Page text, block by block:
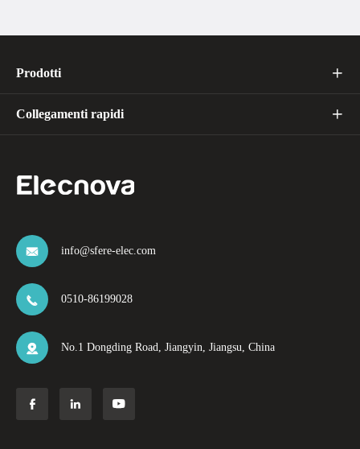
Prodotti 
Collegamenti rapidi 
 info@sfere-elec.com
 0510-86199028
 No.1 Dongding Road, Jiangyin, Jiangsu, China
  